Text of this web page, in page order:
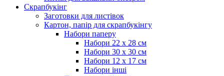
Скрапбукінг
Заготовки для листівок
Картон, папір для скрапбукінгу
Набори паперу
Набори 22 х 28 см
Набори 30 х 30 см
Набори 12 х 17 см
Набори інші